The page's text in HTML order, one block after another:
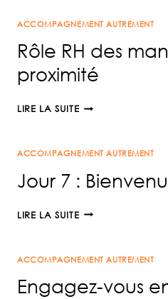
?!
ACCOMPAGNEMENT AUTREMENT
Rôle RH des
proximité
LIRE LA SUITERÔLE
MANAGERS
PROXIMITÉ
ACCOMPAGNEMENT AUTREMENT
Jour 7 :
LIRE LA SUITEJOUR
BIENVENUE
!
ACCOMPAGNEMENT AUTREMENT
Engagez-vous